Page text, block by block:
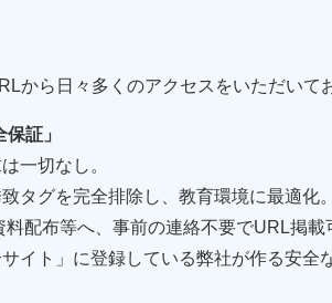
から日々多くのアクセスをいただいて
証」
一切なし。
タグを完全排除し、教育環境に最適化。
配布等へ、事前の連絡不要でURL掲載
イト」に登録している弊社が作る安全